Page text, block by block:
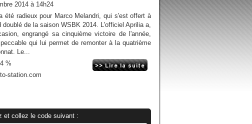
2014 à 14h24
été radieux pour Marco Melandri, qui s'est offert à
doublé de la saison WSBK 2014. L'officiel Aprilia a,
engrangé sa cinquième victoire de l'année,
qui lui permet de remonter à la quatrième
Le...
%
station.com
et collez le code suivant :